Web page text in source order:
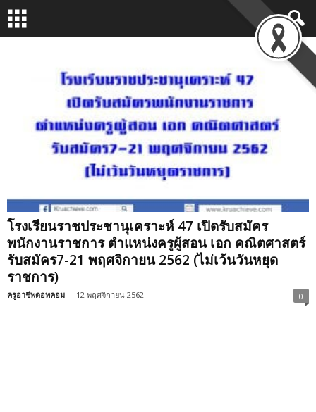
โรงเรียนราชประชานุเคราะห์ 47 เปิดรับสมัคร
พนักงานราชการ ตำแหน่งครูผู้สอน เอก คณิตศาสตร์
รับสมัคร7-21 พฤศจิกายน 2562 (ไม่เว้นวันหยุด
ราชการ)
ครูอาชีพดอทคอม - 12 พฤศจิกายน 2562 0